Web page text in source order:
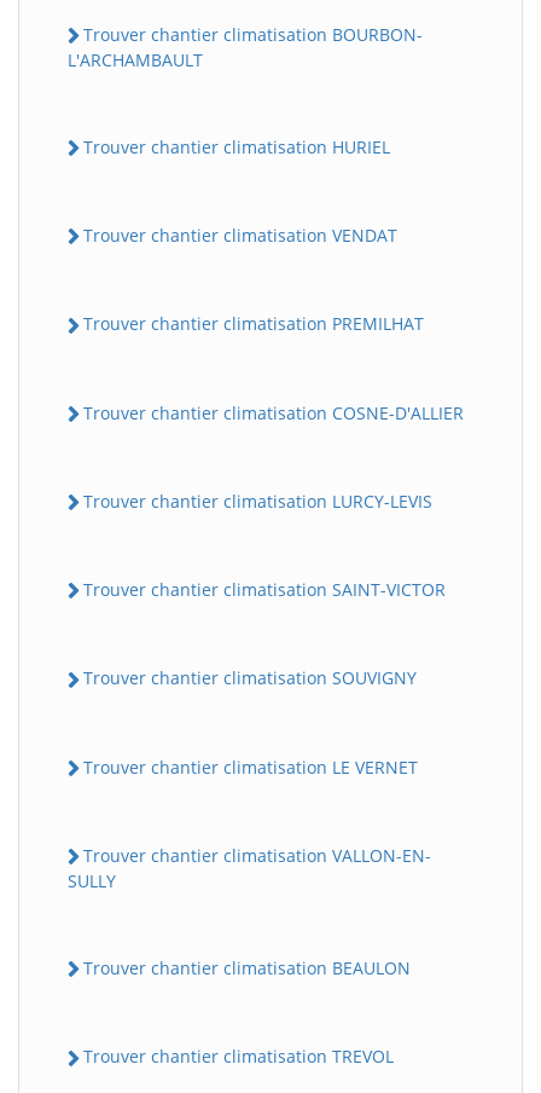
Trouver chantier climatisation BOURBON-
L'ARCHAMBAULT
Trouver chantier climatisation HURIEL
Trouver chantier climatisation VENDAT
Trouver chantier climatisation PREMILHAT
Trouver chantier climatisation COSNE-D'ALLIER
Trouver chantier climatisation LURCY-LEVIS
Trouver chantier climatisation SAINT-VICTOR
Trouver chantier climatisation SOUVIGNY
Trouver chantier climatisation LE VERNET
Trouver chantier climatisation VALLON-EN-
SULLY
Trouver chantier climatisation BEAULON
Trouver chantier climatisation TREVOL